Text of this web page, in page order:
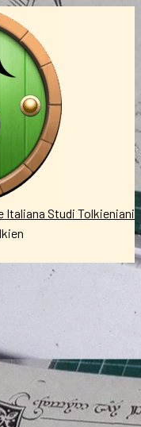
Italiana Studi Tolkieniani